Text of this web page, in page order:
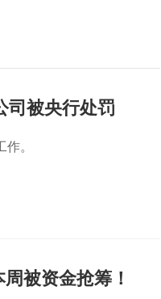
司被央行处罚
。
被资金抢筹！